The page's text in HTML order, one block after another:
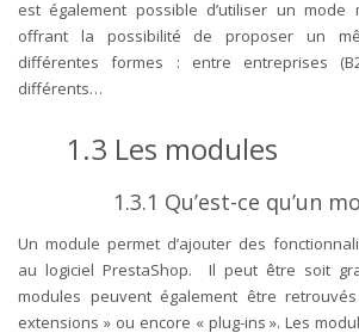
est également possible d’utiliser un mode
offrant la possibilité de proposer un
différentes formes : entre entreprises
différents…
1.3 Les modules
1.3.1 Qu’est-ce qu’un
Un module permet d’ajouter des
au logiciel PrestaShop. Il peut être soit
modules peuvent également être
extensions » ou encore « plug-ins ». Les